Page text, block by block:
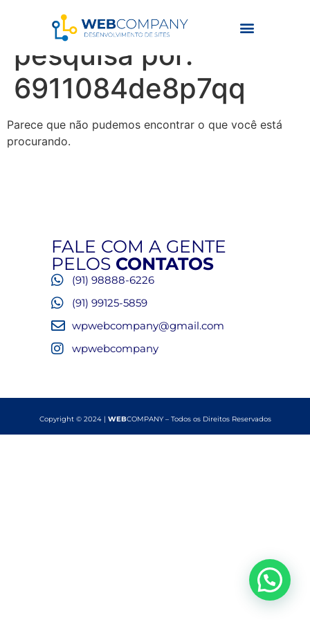
Resultados da
pesquisa por:
6911084de8p7qq
Parece que não pudemos encontrar o que você está
procurando.
FALE COM A GENTE
PELOS CONTATOS
(91) 98888-6226
(91) 99125-5859
wpwebcompany@gmail.com
wpwebcompany
Copyright © 2024 | WEBCOMPANY – Todos os Direitos Reservados